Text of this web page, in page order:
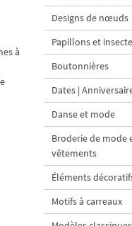
à
Designs de nœuds
Papillons et
Boutonnières
Dates |
Danse et mode
Broderie de mode
vêtements
Éléments
Motifs à carreaux